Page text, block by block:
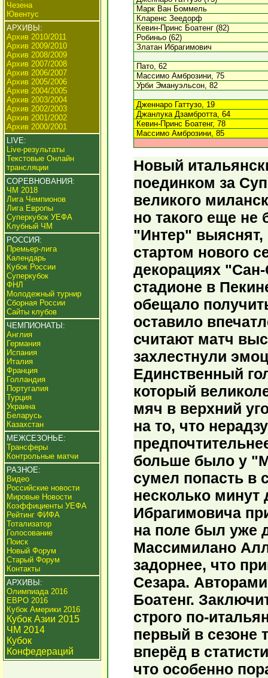
Чезена
Ювентус
АРХИВЫ:
Архив 2010/2011
Архив 2009/2010
Архив 2008/2009
Архив 2007/2008
Архив 2006/2007
Архив 2005/2006
Архив 2004/2005
Архив 2003/2004
Архив 2002/2003
Архив 2001/2002
Архив 2000/2001
LIVE:
Live-результаты
Текстовые Онлайн
трансляции
СОРЕВНОВАНИЯ:
ЧМ 2018
Лига Чемпионов
Лига Европы
Суперкубок УЕФА
Клубный ЧМ
РОССИЯ:
Премьер-лига
Календарь
Кубок России
Суперкубок
ФНЛ
Молодежный турнир
Сборная России
Сайты клубов
ЧЕМПИОНАТЫ:
Англия
Германия
Испания
Италия
Франция
Голландия
Португалия
Турция
Украина
Беларусь
Казахстан
МЕЖСЕЗОНЬЕ:
Трансферы
Контрольные матчи
РАЗНОЕ:
Видео
Российские новости
Мировые Новости
Коэффициенты УЕФА
Рейтинг ФИФА
Тотализатор
Голосование
Поиск
Новый Форум
Старый Форум
Контакты
АРХИВЫ:
Олимпиада 2016
ЕВРО 2016
Кубок Америки 2016
Кубок Азии 2015
ЧМ 2014
Кубок
Конфедераций
Марк Ван Боммель
Кларенс Зеедорф
Кевин-Принс Боатенг (82)
Робиньо (62)
Златан Ибрагимович
Пато, 62
Массимо Амброзини, 75
Урби Эмануэльсон, 82
Дженнаро Гаттузо, 19
Джанлука Дзамбротта, 64
Кевин-Принс Боатенг, 78
Массимо Амброзини, 85
Новый
поединком за
великого
но такого еще
"Интер" выяснят,
стартом нового
декорациях
стадионе в
обещало
оставило
считают матч
захлестнули
Единственный
который
мяч в верхний
на то, что
больше было у
сумел попасть в
несколько минут
Ибрагимовича
на поле был уже
Массимилано
задорнее, что
Сезара.
Боатенг.
строго по-
первый в сезоне
вперёд в
что особенно